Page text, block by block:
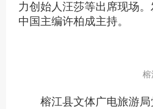
力创始人汪莎等出席现场。
中国主编许柏成主持。
榕
榕江县文体广电旅游